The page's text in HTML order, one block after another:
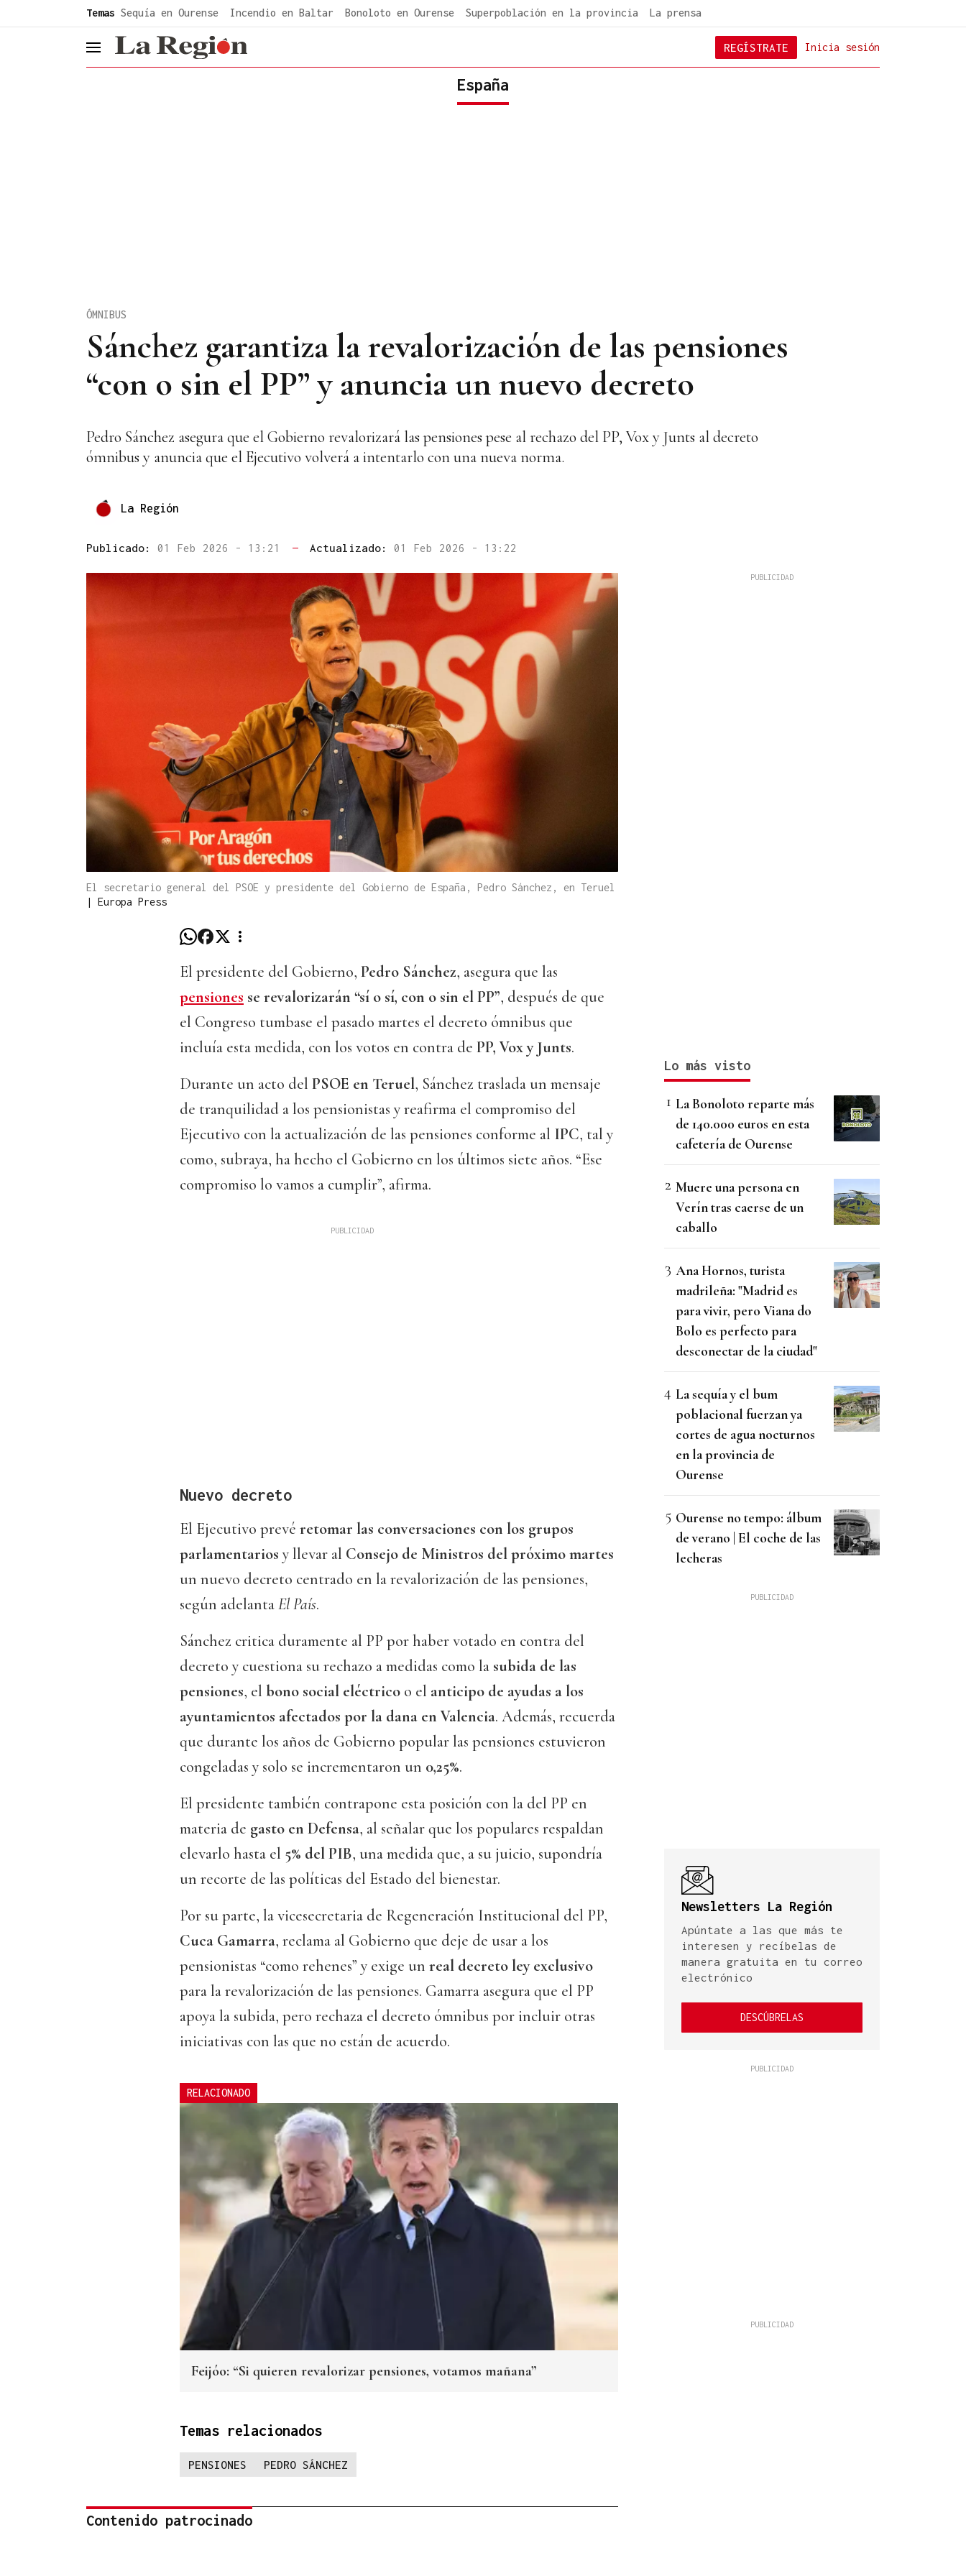
Temas Sequía en Ourense Incendio en Baltar Bonoloto en Ourense Superpoblación en la provincia La prensa
header.menu.open Inicia sesión
REGÍSTRATE
España
Sánchez garantiza la revalorización de las pensiones
“con o sin el PP” y anuncia un nuevo decreto
ÓMNIBUS
Pedro Sánchez asegura que el Gobierno revalorizará las pensiones pese al rechazo del PP, Vox y Junts al decreto
ómnibus y anuncia que el Ejecutivo volverá a intentarlo con una nueva norma.
La Región
Publicado: 01 Feb 2026 - 13:21 — Actualizado: 01 Feb 2026 - 13:22
El secretario general del PSOE y presidente del Gobierno de España, Pedro Sánchez, en Teruel
| Europa Press
El presidente del Gobierno, Pedro Sánchez, asegura que las
pensiones se revalorizarán “sí o sí, con o sin el PP”, después de que
el Congreso tumbase el pasado martes el decreto ómnibus que
incluía esta medida, con los votos en contra de PP, Vox y Junts.
Durante un acto del PSOE en Teruel, Sánchez traslada un mensaje
de tranquilidad a los pensionistas y reafirma el compromiso del
Ejecutivo con la actualización de las pensiones conforme al IPC, tal y
como, subraya, ha hecho el Gobierno en los últimos siete años. “Ese
compromiso lo vamos a cumplir”, afirma.
Nuevo decreto
El Ejecutivo prevé retomar las conversaciones con los grupos
parlamentarios y llevar al Consejo de Ministros del próximo martes
un nuevo decreto centrado en la revalorización de las pensiones,
según adelantaEl País.
Sánchez critica duramente al PP por haber votado en contra del
decreto y cuestiona su rechazo a medidas como la subida de las
pensiones, el bono social eléctrico o el anticipo de ayudas a los
ayuntamientos afectados por la dana en Valencia. Además, recuerda
que durante los años de Gobierno popular las pensiones estuvieron
congeladas y solo se incrementaron un 0,25%.
El presidente también contrapone esta posición con la del PP en
materia de gasto en Defensa, al señalar que los populares respaldan
elevarlo hasta el 5% del PIB, una medida que, a su juicio, supondría
un recorte de las políticas del Estado del bienestar.
Por su parte, la vicesecretaria de Regeneración Institucional del PP,
Cuca Gamarra, reclama al Gobierno que deje de usar a los
pensionistas “como rehenes” y exige un real decreto ley exclusivo
para la revalorización de las pensiones. Gamarra asegura que el PP
apoya la subida, pero rechaza el decreto ómnibus por incluir otras
iniciativas con las que no están de acuerdo.
RELACIONADO
Feijóo: “Si quieren revalorizar pensiones, votamos mañana”
Temas relacionados
PENSIONES PEDRO SÁNCHEZ
Contenido patrocinado
Lo más visto
La Bonoloto reparte más
de 140.000 euros en esta
cafetería de Ourense
Muere una persona en
Verín tras caerse de un
caballo
Ana Hornos, turista
madrileña: "Madrid es
para vivir, pero Viana do
Bolo es perfecto para
desconectar de la ciudad"
La sequía y el bum
poblacional fuerzan ya
cortes de agua nocturnos
en la provincia de
Ourense
Ourense no tempo: álbum
de verano | El coche de las
lecheras
Newsletters La Región
Apúntate a las que más te
interesen y recíbelas de
manera gratuita en tu correo
electrónico
DESCÚBRELAS